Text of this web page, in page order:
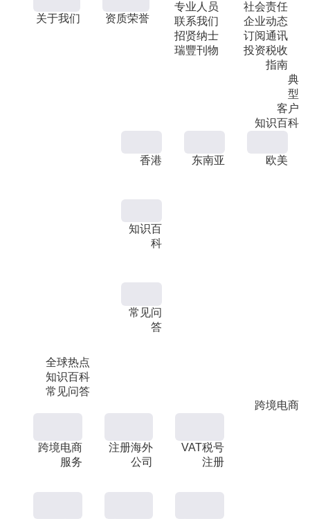
关于我们 资质荣誉
专业人员
联系我们
招贤纳士
瑞豐刊物
社会责任
企业动态
订阅通讯
投资税收
指南
典
型
客户
知识百科
全球热点
知识百科
常见问答
香港 东南亚 欧美
知识百
科
常见问
答
跨境电商
跨境电商
服务
注册海外
公司
VAT税号
注册